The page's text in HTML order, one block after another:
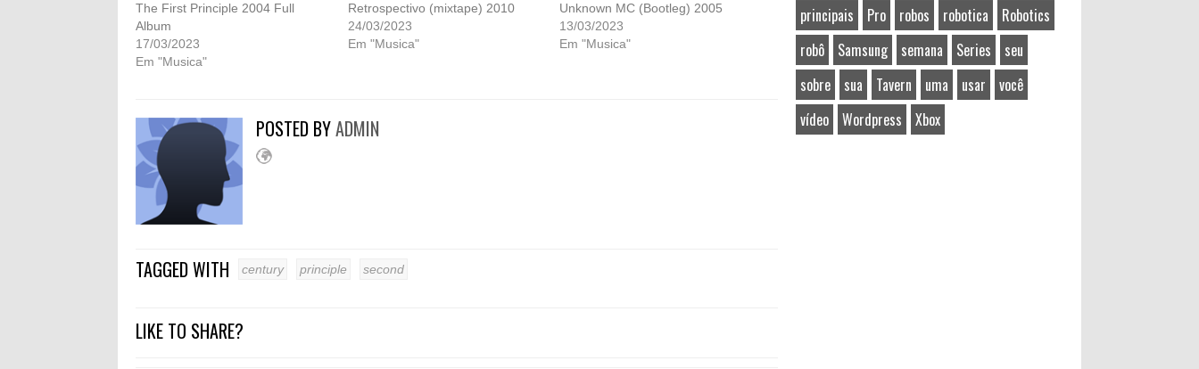
The First Principle 2004 Full
Album
17/03/2023
Em "Musica"
Retrospectivo (mixtape) 2010
24/03/2023
Em "Musica"
Unknown MC (Bootleg) 2005
13/03/2023
Em "Musica"
POSTED BYADMIN
TAGGED WITH century principle second
LIKE TO SHARE?
principais
Pro robos robotica
Robotics
robô
Samsung semana Series
seu
sobre
sua Tavern uma usar
você
vídeo
Wordpress Xbox